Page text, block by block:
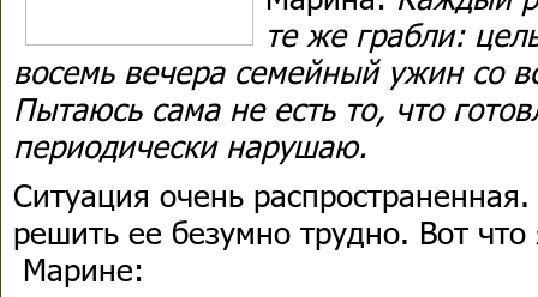
те же грабли:
восемь вечера семейный ужин со
Пытаюсь сама не есть то, что
периодически нарушаю.
Ситуация очень
решить ее безумно трудно. Вот что
Марине: